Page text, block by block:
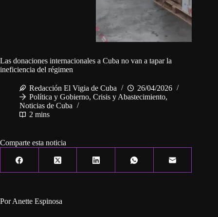
Las donaciones internacionales a Cuba no van a tapar la
ineficiencia del régimen
Redacción El Vigia de Cuba
26/04/2026
Política y Gobierno, Crisis y Abastecimiento,
Noticias de Cuba
2 mins
Comparte esta noticia
Por Anette Espinosa